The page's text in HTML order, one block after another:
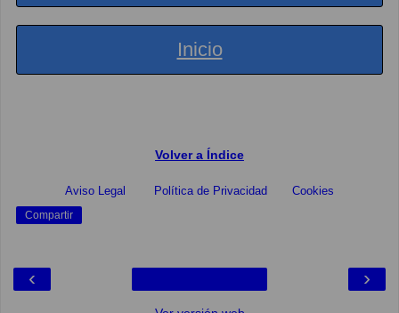
Inicio
Volver a Índice
Aviso Legal Política de Privacidad Cookies
Compartir
‹ ›